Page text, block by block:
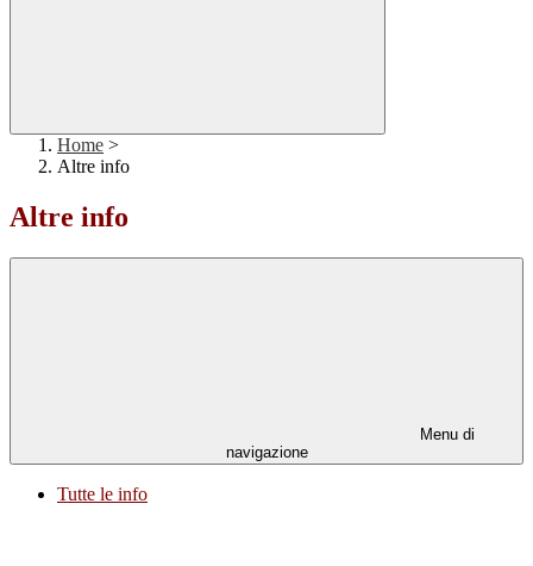
Home >
Altre info
Altre info
Menu di
navigazione
Tutte le info